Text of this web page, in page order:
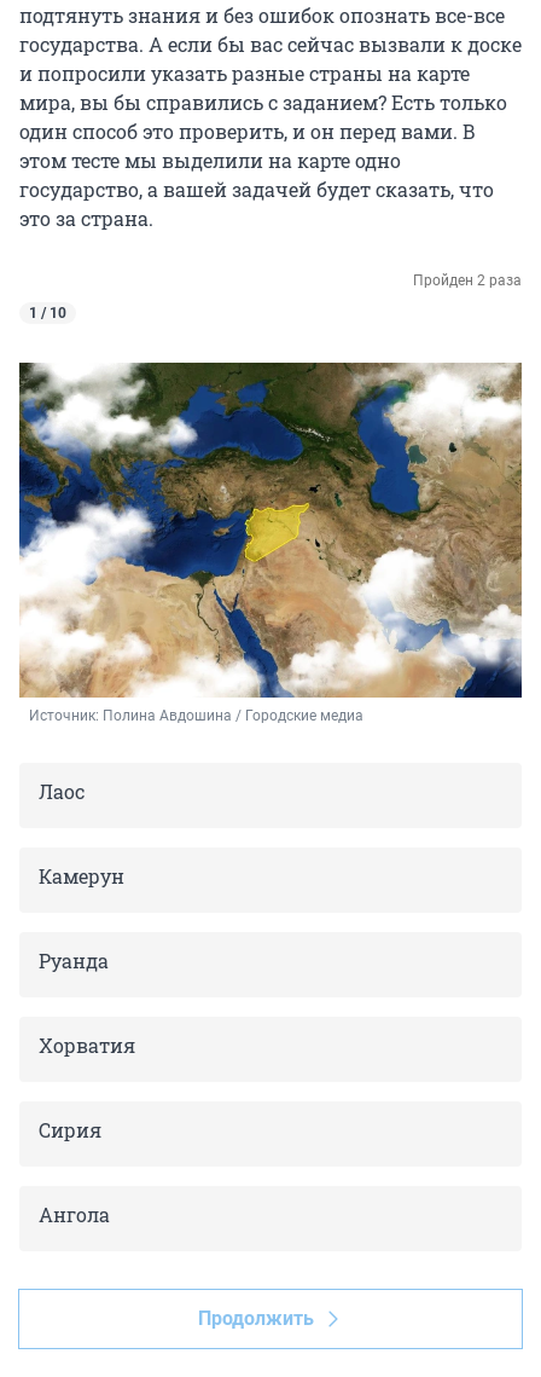
подтянуть знания и без ошибок опознать все-все
государства. А если бы вас сейчас вызвали к доске
и попросили указать разные страны на карте
мира, вы бы справились с заданием? Есть только
один способ это проверить, и он перед вами. В
этом тесте мы выделили на карте одно
государство, а вашей задачей будет сказать, что
это за страна.
Пройден 2 раза
1 / 10
Источник: Полина Авдошина / Городские медиа
Лаос
Камерун
Руанда
Хорватия
Сирия
Ангола
Продолжить